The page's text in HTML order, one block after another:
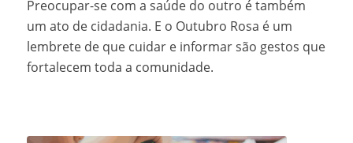
Preocupar-se com a saúde do outro é também
um ato de cidadania. E o Outubro Rosa é um
lembrete de que cuidar e informar são gestos que
fortalecem toda a comunidade.